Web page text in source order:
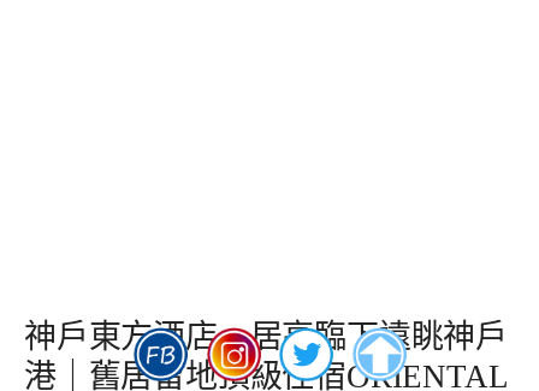
神戶東方酒店。居高臨下遠眺神戶
港｜舊居留地頂級住宿ORIENTAL